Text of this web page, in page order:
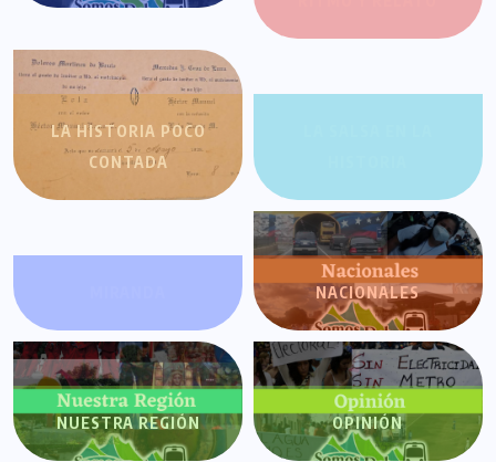
LA HISTORIA POCO
CONTADA
NACIONALES
NUESTRA REGIÓN OPINIÓN